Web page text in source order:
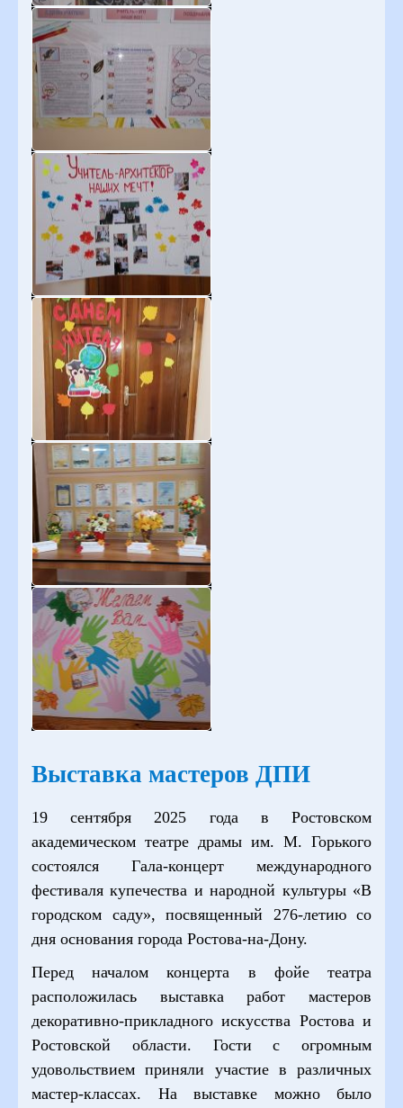
Выставка мастеров ДПИ
19 сентября 2025 года в Ростовском
академическом театре драмы им. М. Горького
состоялся Гала-концерт международного
фестиваля купечества и народной культуры «В
городском саду», посвященный 276-летию со
дня основания города Ростова-на-Дону.
Перед началом концерта в фойе театра
расположилась выставка работ мастеров
декоративно-прикладного искусства Ростова и
Ростовской области. Гости с огромным
удовольствием приняли участие в различных
мастер-классах. На выставке можно было